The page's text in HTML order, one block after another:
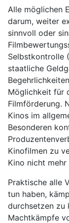
Alle möglichen
darum, weiter
sinnvoll oder
Selbstkontrolle
staatliche
Möglichkeit für
Filmförderung.
Kinos im
Besonderen
Kinofilmen zu
Kino nicht mehr
Praktische alle
tun haben,
durchsetzen zu
Machtkämpfe